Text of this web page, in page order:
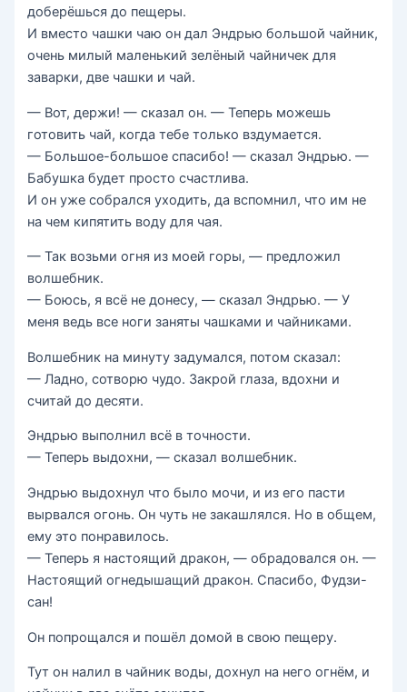
доберёшься до пещеры.
И вместо чашки чаю он дал Эндрью большой чайник,
очень милый маленький зелёный чайничек для
заварки, две чашки и чай.
— Вот, держи! — сказал он. — Теперь можешь
готовить чай, когда тебе только вздумается.
— Большое-большое спасибо! — сказал Эндрью. —
Бабушка будет просто счастлива.
И он уже собрался уходить, да вспомнил, что им не
на чем кипятить воду для чая.
— Так возьми огня из моей горы, — предложил
волшебник.
— Боюсь, я всё не донесу, — сказал Эндрью. — У
меня ведь все ноги заняты чашками и чайниками.
Волшебник на минуту задумался, потом сказал:
— Ладно, сотворю чудо. Закрой глаза, вдохни и
считай до десяти.
Эндрью выполнил всё в точности.
— Теперь выдохни, — сказал волшебник.
Эндрью выдохнул что было мочи, и из его пасти
вырвался огонь. Он чуть не закашлялся. Но в общем,
ему это понравилось.
— Теперь я настоящий дракон, — обрадовался он. —
Настоящий огнедышащий дракон. Спасибо, Фудзи-
сан!
Он попрощался и пошёл домой в свою пещеру.
Тут он налил в чайник воды, дохнул на него огнём, и